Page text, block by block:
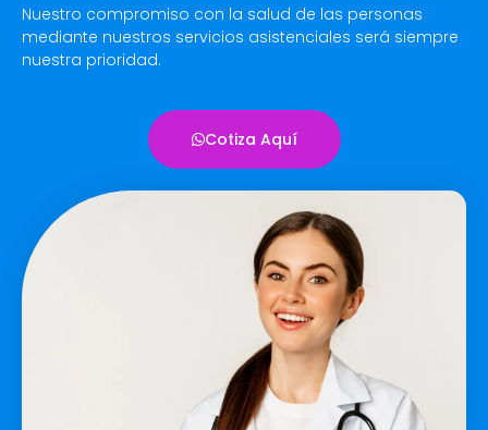
Nuestro compromiso con la salud de las personas
mediante nuestros servicios asistenciales será siempre
nuestra prioridad.
Cotiza Aquí